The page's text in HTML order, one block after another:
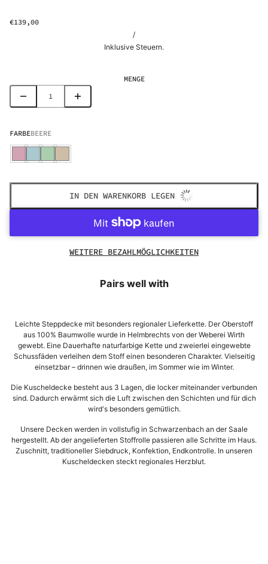
€139,00
/
Inklusive Steuern.
MENGE
FARBEBEERE
IN DEN WARENKORB LEGEN
WEITERE BEZAHLMÖGLICHKEITEN
Pairs well with
Leichte Steppdecke mit besonders regionaler Lieferkette. Der Oberstoff
aus 100% Baumwolle wurde in Helmbrechts von der Weberei Wirth
gewebt. Eine Dauerhafte naturfarbige Kette und zweierlei eingewebte
Schussfäden verleihen dem Stoff einen besonderen Charakter. Vielseitig
einsetzbar – drinnen wie draußen, im Sommer wie im Winter.
Die Kuscheldecke besteht aus 3 Lagen, die locker miteinander verbunden
sind. Dadurch erwärmt sich die Luft zwischen den Schichten und für dich
wird's besonders gemütlich.
Unsere Decken werden in vollstufig in Schwarzenbach an der Saale
hergestellt. Ab der angelieferten Stoffrolle passieren alle Schritte im Haus.
Zuschnitt, traditioneller Siebdruck, Konfektion, Endkontrolle. In unseren
Kuscheldecken steckt regionales Herzblut.